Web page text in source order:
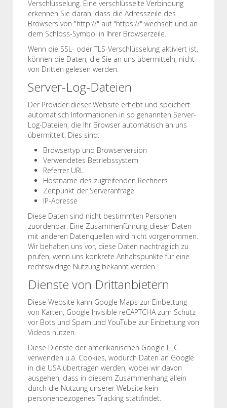
Verschlüsselung. Eine verschlüsselte Verbindung
erkennen Sie daran, dass die Adresszeile des
Browsers von "http://" auf "https://" wechselt und an
dem Schloss-Symbol in Ihrer Browserzeile.
Wenn die SSL- oder TLS-Verschlüsselung aktiviert ist,
können die Daten, die Sie an uns übermitteln, nicht
von Dritten gelesen werden.
Server-Log-Dateien
Der Provider dieser Website erhebt und speichert
automatisch Informationen in so genannten Server-
Log-Dateien, die Ihr Browser automatisch an uns
übermittelt. Dies sind:
Browsertyp und Browserversion
Verwendetes Betriebssystem
Referrer URL
Hostname des zugreifenden Rechners
Zeitpunkt der Serveranfrage
IP-Adresse
Diese Daten sind nicht bestimmten Personen
zuordenbar. Eine Zusammenführung dieser Daten
mit anderen Datenquellen wird nicht vorgenommen.
Wir behalten uns vor, diese Daten nachträglich zu
prüfen, wenn uns konkrete Anhaltspunkte für eine
rechtswidrige Nutzung bekannt werden.
Dienste von Drittanbietern
Diese Website kann Google Maps zur Einbettung
von Karten, Google Invisible reCAPTCHA zum Schutz
vor Bots und Spam und YouTube zur Einbettung von
Videos nutzen.
Diese Dienste der amerikanischen Google LLC
verwenden u.a. Cookies, wodurch Daten an Google
in die USA übertragen werden, wobei wir davon
ausgehen, dass in diesem Zusammenhang allein
durch die Nutzung unserer Website kein
personenbezogenes Tracking stattfindet.